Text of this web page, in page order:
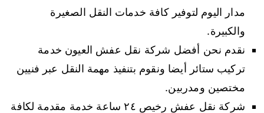
مدار اليوم لتوفير كافة خدمات النقل الصغيرة
والكبيرة.
نقدم نحن أفضل شركة نقل عفش العيون خدمة
تركيب ستائر أيضا ونقوم بتنفيذ مهمة النقل عبر فنيين
مختصين ومدربين.
شركة نقل عفش رخيص ٢٤ ساعة خدمة مقدمة لكافة